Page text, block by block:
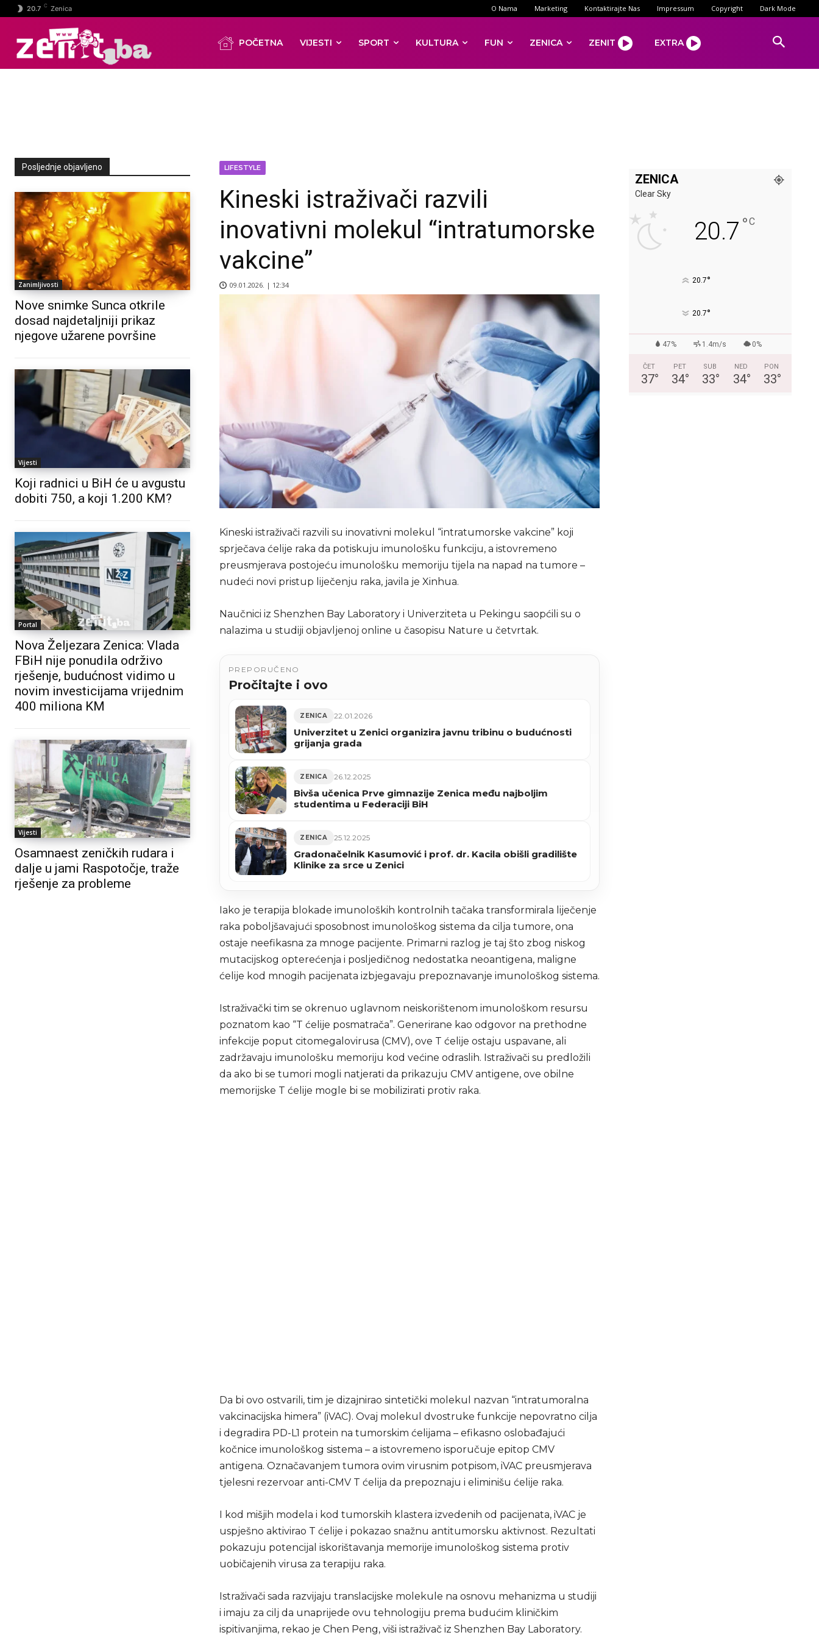
20.7 C Zenica O Nama Marketing Kontaktirajte Nas Impressum Copyright Dark Mode
POČETNA VIJESTI SPORT KULTURA FUN ZENICA ZENIT EXTRA
Posljednje objavljeno
Zanimljivosti
Nove snimke Sunca otkrile
dosad najdetaljniji prikaz
njegove užarene površine
Vijesti
Koji radnici u BiH će u avgustu
dobiti 750, a koji 1.200 KM?
Portal
Nova Željezara Zenica: Vlada
FBiH nije ponudila održivo
rješenje, budućnost vidimo u
novim investicijama vrijednim
400 miliona KM
Vijesti
Osamnaest zeničkih rudara i
dalje u jami Raspotočje, traže
rješenje za probleme
LIFESTYLE
Kineski istraživači razvili
inovativni molekul “intratumorske
vakcine”
09.01.2026. | 12:34
Kineski istraživači razvili su inovativni molekul “intratumorske vakcine” koji
sprječava ćelije raka da potiskuju imunološku funkciju, a istovremeno
preusmjerava postojeću imunološku memoriju tijela na napad na tumore –
nudeći novi pristup liječenju raka, javila je Xinhua.
Naučnici iz Shenzhen Bay Laboratory i Univerziteta u Pekingu saopćili su o
nalazima u studiji objavljenoj online u časopisu Nature u četvrtak.
PREPORUČENO
Pročitajte i ovo
ZENICA 22.01.2026
Univerzitet u Zenici organizira javnu tribinu o budućnosti
grijanja grada
ZENICA 26.12.2025
Bivša učenica Prve gimnazije Zenica među najboljim
studentima u Federaciji BiH
ZENICA 25.12.2025
Gradonačelnik Kasumović i prof. dr. Kacila obišli gradilište
Klinike za srce u Zenici
Iako je terapija blokade imunoloških kontrolnih tačaka transformirala liječenje
raka poboljšavajući sposobnost imunološkog sistema da cilja tumore, ona
ostaje neefikasna za mnoge pacijente. Primarni razlog je taj što zbog niskog
mutacijskog opterećenja i posljedičnog nedostatka neoantigena, maligne
ćelije kod mnogih pacijenata izbjegavaju prepoznavanje imunološkog sistema.
Istraživački tim se okrenuo uglavnom neiskorištenom imunološkom resursu
poznatom kao “T ćelije posmatrača”. Generirane kao odgovor na prethodne
infekcije poput citomegalovirusa (CMV), ove T ćelije ostaju uspavane, ali
zadržavaju imunološku memoriju kod većine odraslih. Istraživači su predložili
da ako bi se tumori mogli natjerati da prikazuju CMV antigene, ove obilne
memorijske T ćelije mogle bi se mobilizirati protiv raka.
Da bi ovo ostvarili, tim je dizajnirao sintetički molekul nazvan “intratumoralna
vakcinacijska himera” (iVAC). Ovaj molekul dvostruke funkcije nepovratno cilja
i degradira PD-L1 protein na tumorskim ćelijama – efikasno oslobađajući
kočnice imunološkog sistema – a istovremeno isporučuje epitop CMV
antigena. Označavanjem tumora ovim virusnim potpisom, iVAC preusmjerava
tjelesni rezervoar anti-CMV T ćelija da prepoznaju i eliminišu ćelije raka.
I kod mišjih modela i kod tumorskih klastera izvedenih od pacijenata, iVAC je
uspješno aktivirao T ćelije i pokazao snažnu antitumorsku aktivnost. Rezultati
pokazuju potencijal iskorištavanja memorije imunološkog sistema protiv
uobičajenih virusa za terapiju raka.
Istraživači sada razvijaju translacijske molekule na osnovu mehanizma u studiji
i imaju za cilj da unaprijede ovu tehnologiju prema budućim kliničkim
ispitivanjima, rekao je Chen Peng, viši istraživač iz Shenzhen Bay Laboratory.
ZENICA
Clear Sky
20.7 °C
20.7°
20.7°
47% 1.4m/s 0%
ČET
37°
PET
34°
SUB
33°
NED
34°
PON
33°